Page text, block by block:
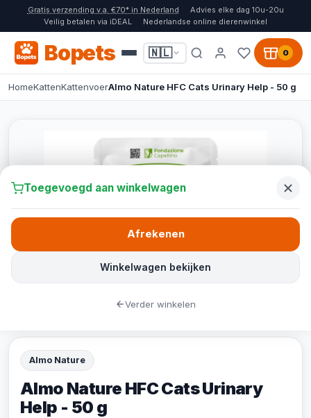
Gratis verzending v.a. €70* in Nederland
Advies elke dag 10u-20u
Veilig betalen via iDEAL
Nederlandse online dierenwinkel
Bopets 🇳🇱 0
HomeKattenKattenvoerAlmo Nature HFC Cats Urinary Help - 50 g
Almo Nature
Almo Nature HFC Cats Urinary
Help - 50 g
Toegevoegd aan winkelwagen
Winkelwagen bekijken
Afrekenen
Verder winkelen